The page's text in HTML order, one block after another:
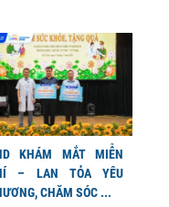
KHÁM MẮT MIỄN
– LAN TỎA YÊU
CHĂM SÓC ...